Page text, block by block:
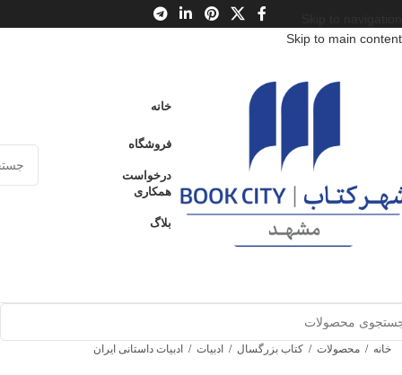
Skip to main content
خانه
فروشگاه
درخواست
همکاری
بلاگ
خانه / محصولات / کتاب بزرگسال / ادبیات / ادبیات داستانی ایران